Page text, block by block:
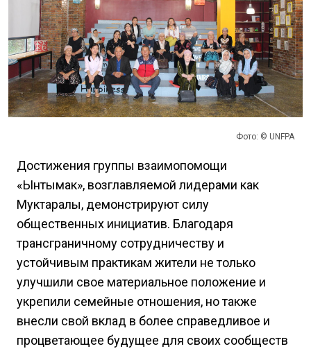
Фото: © UNFPA
Достижения группы взаимопомощи
«Ынтымак», возглавляемой лидерами как
Муктаралы, демонстрируют силу
общественных инициатив. Благодаря
трансграничному сотрудничеству и
устойчивым практикам жители не только
улучшили свое материальное положение и
укрепили семейные отношения, но также
внесли свой вклад в более справедливое и
процветающее будущее для своих сообществ